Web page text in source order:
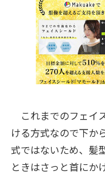
これまでのフェイ
ける方式なので下か
式ではないため、髪
ときはさっと首にか